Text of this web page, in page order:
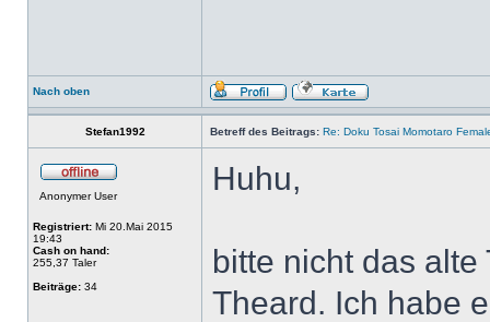
Nach oben
Stefan1992 Betreff des Beitrags: Re: Doku Tosai Momotaro
Anonymer User
Registriert: Mi 20.Mai 2015
19:43
Cash on hand:
255,37 Taler
Beiträge: 34
Huhu,
bitte nicht das
Theard. Ich habe